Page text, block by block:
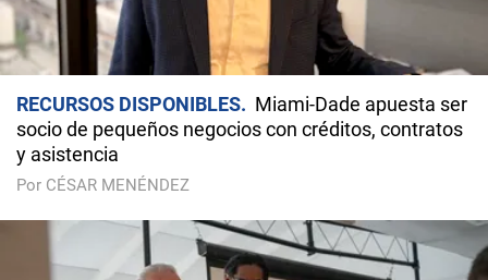
RECURSOS DISPONIBLES
Miami-Dade apuesta ser
socio de pequeños negocios con créditos, contratos
y asistencia
Por CÉSAR MENÉNDEZ